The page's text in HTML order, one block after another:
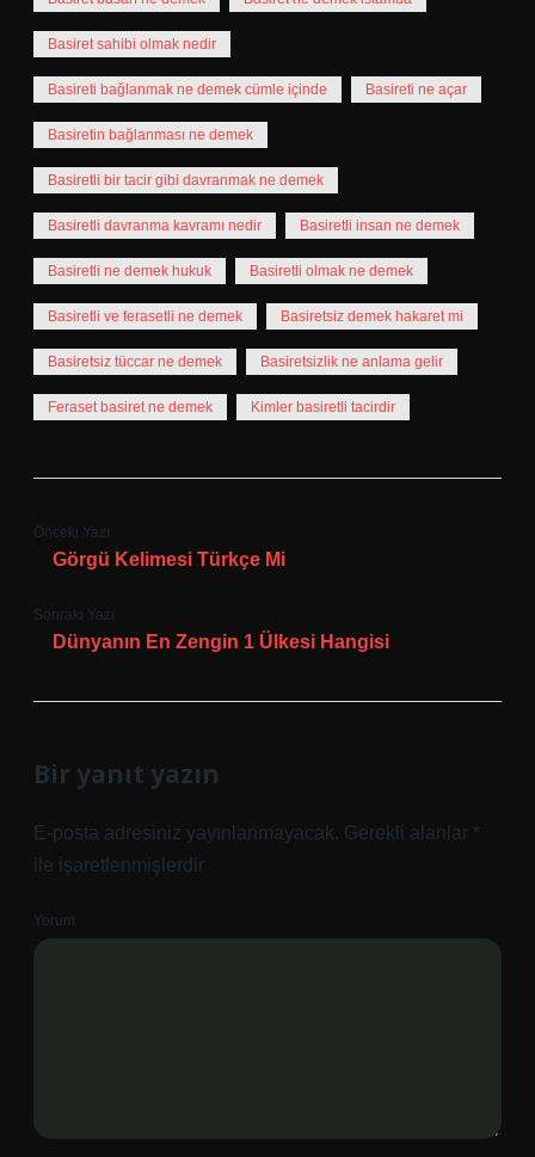
Basiret sahibi olmak nedir
Basireti bağlanmak ne demek cümle içinde Basireti ne açar
Basiretin bağlanması ne demek
Basiretli bir tacir gibi davranmak ne demek
Basiretli davranma kavramı nedir Basiretli insan ne demek
Basiretli ne demek hukuk Basiretli olmak ne demek
Basiretli ve ferasetli ne demek Basiretsiz demek hakaret mi
Basiretsiz tüccar ne demek Basiretsizlik ne anlama gelir
Feraset basiret ne demek Kimler basiretli tacirdir
Önceki Yazı
Görgü Kelimesi Türkçe Mi
Sonraki Yazı
Dünyanın En Zengin 1 Ülkesi Hangisi
Bir yanıt yazın
E-posta adresiniz yayınlanmayacak. Gerekli alanlar *
ile işaretlenmişlerdir
Yorum